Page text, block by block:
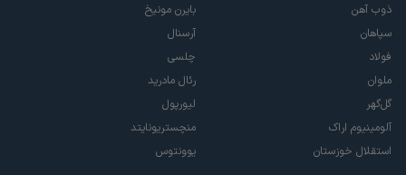
ذوب آهن
سپاهان
فولاد
ملوان
گل‌گهر
آلومینیوم اراک
استقلال خوزستان
بایرن مونیخ
آرسنال
چلسی
رئال مادرید
لیورپول
منچستریونایتد
یوونتوس